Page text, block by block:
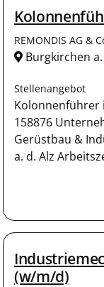
REMONDIS AG &
Burgkirchen
Stellenangebot
Kolonnenführer
158876
Gerüstbau &
a. d. Alz
(w/m/d)